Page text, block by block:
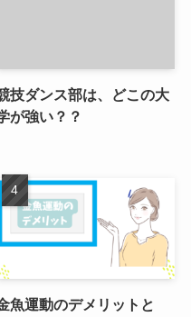
技ダンス部は、どこの大
が強い？？
魚運動のデメリットと